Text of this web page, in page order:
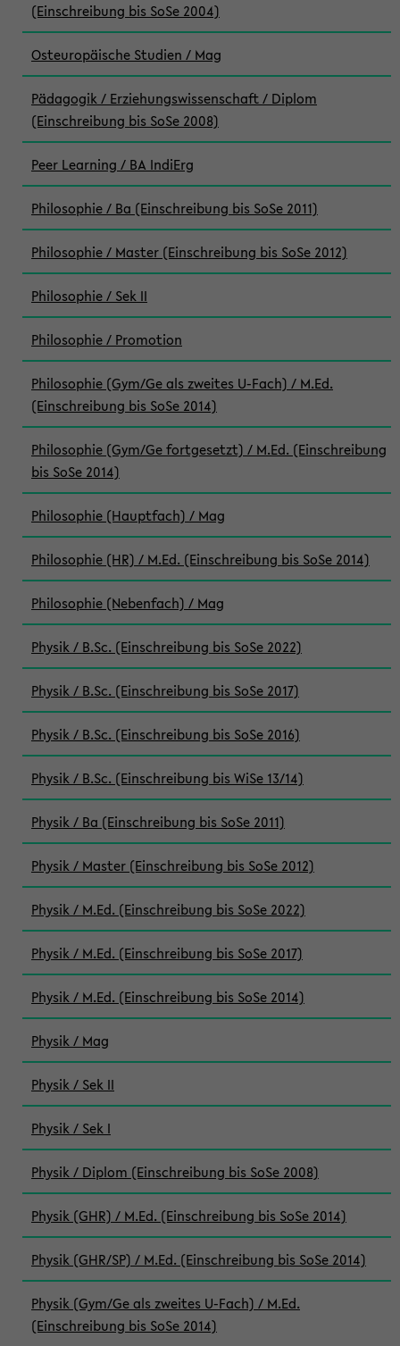
(Einschreibung bis SoSe 2004)
Osteuropäische Studien / Mag
Pädagogik / Erziehungswissenschaft / Diplom
(Einschreibung bis SoSe 2008)
Peer Learning / BA IndiErg
Philosophie / Ba (Einschreibung bis SoSe 2011)
Philosophie / Master (Einschreibung bis SoSe 2012)
Philosophie / Sek II
Philosophie / Promotion
Philosophie (Gym/Ge als zweites U-Fach) / M.Ed.
(Einschreibung bis SoSe 2014)
Philosophie (Gym/Ge fortgesetzt) / M.Ed. (Einschreibung
bis SoSe 2014)
Philosophie (Hauptfach) / Mag
Philosophie (HR) / M.Ed. (Einschreibung bis SoSe 2014)
Philosophie (Nebenfach) / Mag
Physik / B.Sc. (Einschreibung bis SoSe 2022)
Physik / B.Sc. (Einschreibung bis SoSe 2017)
Physik / B.Sc. (Einschreibung bis SoSe 2016)
Physik / B.Sc. (Einschreibung bis WiSe 13/14)
Physik / Ba (Einschreibung bis SoSe 2011)
Physik / Master (Einschreibung bis SoSe 2012)
Physik / M.Ed. (Einschreibung bis SoSe 2022)
Physik / M.Ed. (Einschreibung bis SoSe 2017)
Physik / M.Ed. (Einschreibung bis SoSe 2014)
Physik / Mag
Physik / Sek II
Physik / Sek I
Physik / Diplom (Einschreibung bis SoSe 2008)
Physik (GHR) / M.Ed. (Einschreibung bis SoSe 2014)
Physik (GHR/SP) / M.Ed. (Einschreibung bis SoSe 2014)
Physik (Gym/Ge als zweites U-Fach) / M.Ed.
(Einschreibung bis SoSe 2014)